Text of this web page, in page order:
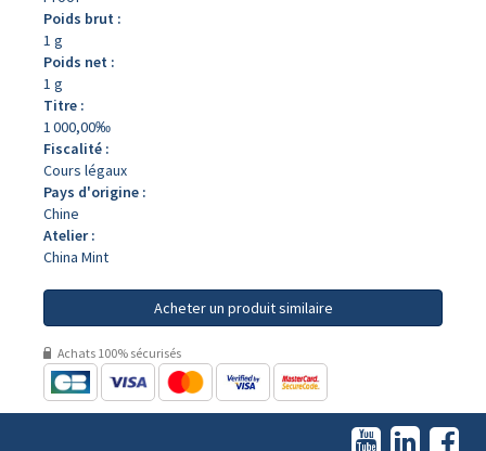
Poids brut :
1 g
Poids net :
1 g
Titre :
1 000,00‰
Fiscalité :
Cours légaux
Pays d'origine :
Chine
Atelier :
China Mint
Acheter un produit similaire
Achats 100% sécurisés